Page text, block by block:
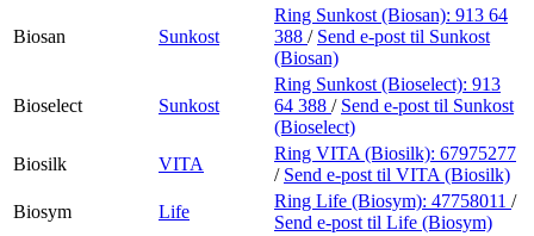
Biosan Sunkost
Ring Sunkost (Biosan): 913 64
388 / Send e-post til Sunkost
(Biosan)
Bioselect Sunkost
Ring Sunkost (Bioselect): 913
64 388 / Send e-post til Sunkost
(Bioselect)
Biosilk
VITA
Ring VITA (Biosilk): 67975277
/ Send e-post til VITA (Biosilk)
Biosym
Life
Ring Life (Biosym): 47758011 /
Send e-post til Life (Biosym)